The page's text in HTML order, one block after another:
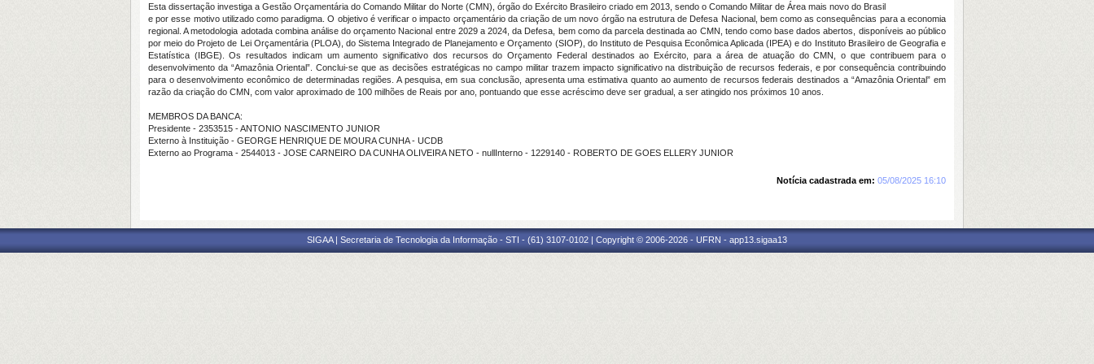
Esta dissertação investiga a Gestão Orçamentária do Comando Militar do Norte (CMN), órgão do Exército Brasileiro criado em 2013, sendo o Comando Militar de Área mais novo do Brasil
e por esse motivo utilizado como paradigma. O objetivo é verificar o impacto orçamentário da criação de um novo órgão na estrutura de Defesa Nacional, bem como as consequências para a economia
regional. A metodologia adotada combina análise do orçamento Nacional entre 2029 a 2024, da Defesa, bem como da parcela destinada ao CMN, tendo como base dados abertos, disponíveis ao público
por meio do Projeto de Lei Orçamentária (PLOA), do Sistema Integrado de Planejamento e Orçamento (SIOP), do Instituto de Pesquisa Econômica Aplicada (IPEA) e do Instituto Brasileiro de Geografia e
Estatística (IBGE). Os resultados indicam um aumento significativo dos recursos do Orçamento Federal destinados ao Exército, para a área de atuação do CMN, o que contribuem para o
desenvolvimento da “Amazônia Oriental”. Conclui-se que as decisões estratégicas no campo militar trazem impacto significativo na distribuição de recursos federais, e por consequência contribuindo
para o desenvolvimento econômico de determinadas regiões. A pesquisa, em sua conclusão, apresenta uma estimativa quanto ao aumento de recursos federais destinados a “Amazônia Oriental” em
razão da criação do CMN, com valor aproximado de 100 milhões de Reais por ano, pontuando que esse acréscimo deve ser gradual, a ser atingido nos próximos 10 anos.
MEMBROS DA BANCA:
Presidente - 2353515 - ANTONIO NASCIMENTO JUNIOR
Externo à Instituição - GEORGE HENRIQUE DE MOURA CUNHA - UCDB
Externo ao Programa - 2544013 - JOSE CARNEIRO DA CUNHA OLIVEIRA NETO - nullInterno - 1229140 - ROBERTO DE GOES ELLERY JUNIOR
Notícia cadastrada em: 05/08/2025 16:10
SIGAA | Secretaria de Tecnologia da Informação - STI - (61) 3107-0102 | Copyright © 2006-2026 - UFRN - app13.sigaa13